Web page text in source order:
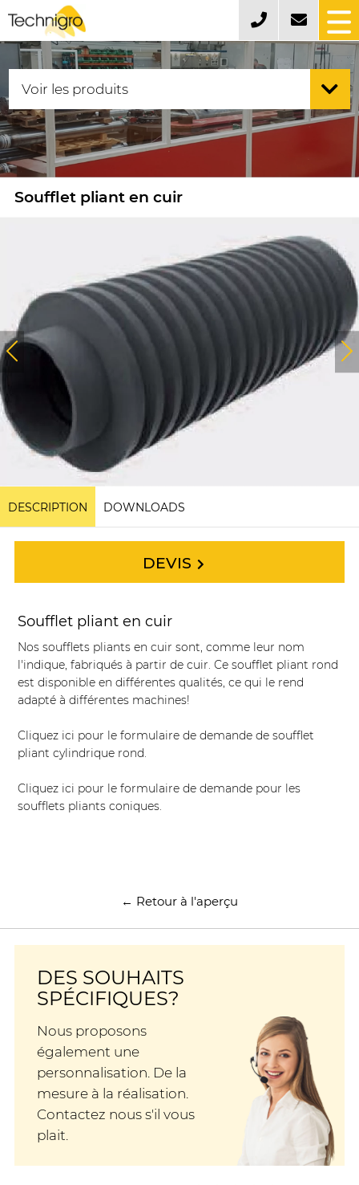
Soufflet pliant en cuir
DESCRIPTION DOWNLOADS
DEVIS
Soufflet pliant en cuir
Nos soufflets pliants en cuir sont, comme leur nom
l'indique, fabriqués à partir de cuir. Ce soufflet pliant rond
est disponible en différentes qualités, ce qui le rend
adapté à différentes machines!
Cliquez ici pour le formulaire de demande de soufflet
pliant cylindrique rond.
Cliquez ici pour le formulaire de demande pour les
soufflets pliants coniques.
← Retour à l'aperçu
DES SOUHAITS
SPÉCIFIQUES?
Nous proposons
également une
personnalisation. De la
mesure à la réalisation.
Contactez nous s'il vous
plait.